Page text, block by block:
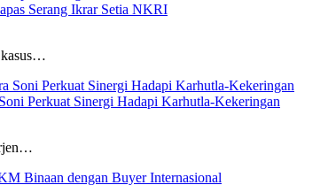
Serang Ikrar Setia NKRI
kasus…
Perkuat Sinergi Hadapi Karhutla-Kekeringan